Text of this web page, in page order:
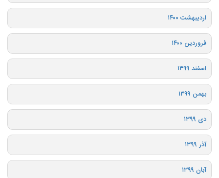
اردیبهشت ۱۴۰۰
فروردین ۱۴۰۰
اسفند ۱۳۹۹
بهمن ۱۳۹۹
دی ۱۳۹۹
آذر ۱۳۹۹
آبان ۱۳۹۹